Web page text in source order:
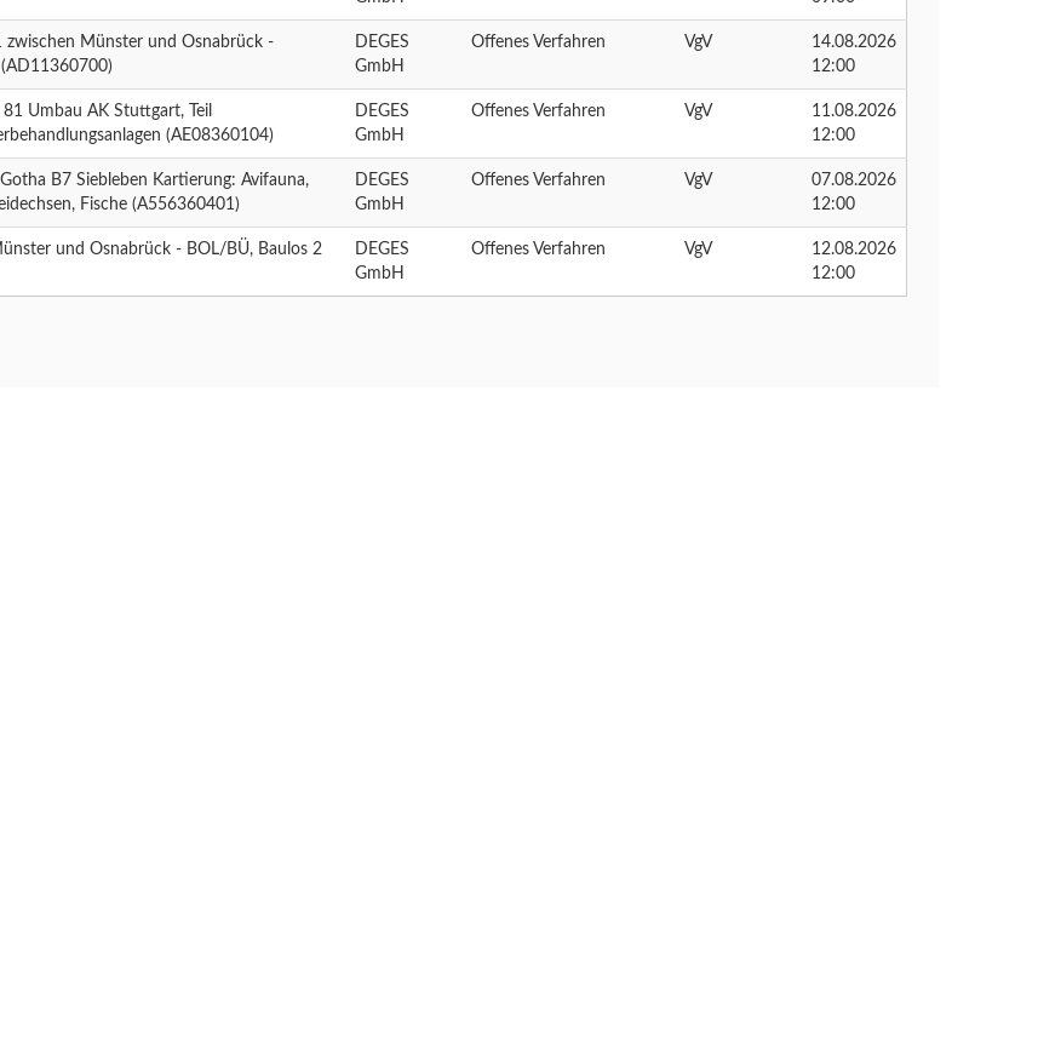
zwischen Münster und Osnabrück -
DEGES
GmbH
Offenes Verfahren VgV
14.08.2026
12:00
Umbau AK Stuttgart, Teil
(AE08360104)
DEGES
GmbH
Offenes Verfahren VgV
11.08.2026
12:00
B7 Siebleben Kartierung: Avifauna,
Fische (A556360401)
DEGES
GmbH
Offenes Verfahren VgV
07.08.2026
12:00
und Osnabrück - BOL/BÜ, Baulos 2
DEGES
GmbH
Offenes Verfahren VgV
12.08.2026
12:00